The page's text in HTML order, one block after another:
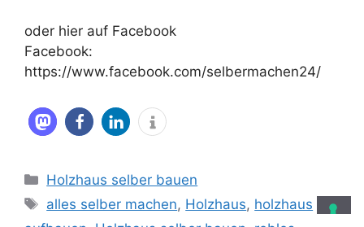
oder hier auf Facebook
Facebook:
https://www.facebook.com/selbermachen24/
Kategorien
Holzhaus selber bauen
Schlagwörter
alles selber machen, Holzhaus, holzhaus